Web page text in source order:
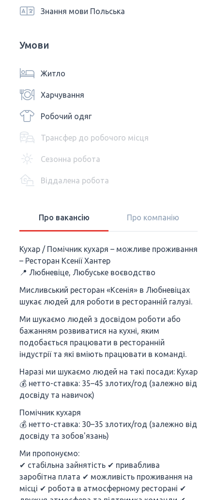
Знання мови Польська
Умови
Житло
Харчування
Робочий одяг
Трансфер до робочого місця
Сезонна робота
Віддалена робота
Про вакансію Про компанію
Кухар / Помічник кухаря – можливе проживання
– Ресторан Ксенії Хантер
📍 Любневіце, Любуське воєводство
Мисливський ресторан «Ксенія» в Любневіцах
шукає людей для роботи в ресторанній галузі.
Ми шукаємо людей з досвідом роботи або
бажанням розвиватися на кухні, яким
подобається працювати в ресторанній
індустрії та які вміють працювати в команді.
Наразі ми шукаємо людей на такі посади: Кухар
💰 нетто-ставка: 35–45 злотих/год (залежно від
досвіду та навичок)
Помічник кухаря
💰 нетто-ставка: 30–35 злотих/год (залежно від
досвіду та зобов'язань)
Ми пропонуємо:
✔ стабільна зайнятість ✔ приваблива
заробітна плата ✔ можливість проживання на
місці ✔ робота в атмосферному ресторані ✔